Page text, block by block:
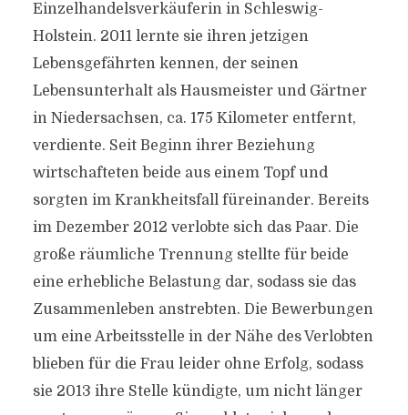
Einzelhandelsverkäuferin in Schleswig-
Holstein. 2011 lernte sie ihren jetzigen
Lebensgefährten kennen, der seinen
Lebensunterhalt als Hausmeister und Gärtner
in Niedersachsen, ca. 175 Kilometer entfernt,
verdiente. Seit Beginn ihrer Beziehung
wirtschafteten beide aus einem Topf und
sorgten im Krankheitsfall füreinander. Bereits
im Dezember 2012 verlobte sich das Paar. Die
große räumliche Trennung stellte für beide
eine erhebliche Belastung dar, sodass sie das
Zusammenleben anstrebten. Die Bewerbungen
um eine Arbeitsstelle in der Nähe des Verlobten
blieben für die Frau leider ohne Erfolg, sodass
sie 2013 ihre Stelle kündigte, um nicht länger